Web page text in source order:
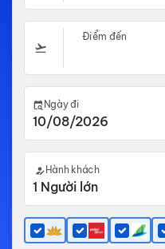
Điểm đến
Ngày đi
Hành khách